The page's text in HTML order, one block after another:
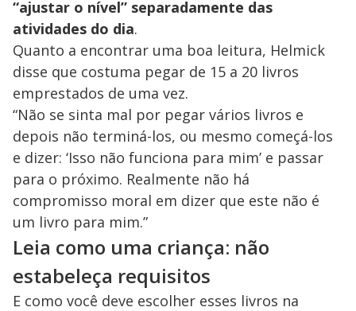
“ajustar o nível” separadamente das
atividades do dia.
Quanto a encontrar uma boa leitura, Helmick
disse que costuma pegar de 15 a 20 livros
emprestados de uma vez.
“Não se sinta mal por pegar vários livros e
depois não terminá-los, ou mesmo começá-los
e dizer: ‘Isso não funciona para mim’ e passar
para o próximo. Realmente não há
compromisso moral em dizer que este não é
um livro para mim.”
Leia como uma criança: não
estabeleça requisitos
E como você deve escolher esses livros na